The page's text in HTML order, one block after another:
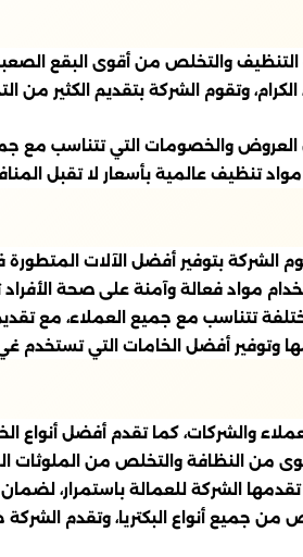
والتخلص من أقوى البقع الصعبة،
وتقوم الشركة بتقديم الكثير من
والخصومات التي تتناسب مع
تنظيف عالمية بأسعار لا تقبل
بتوفير أفضل الآلات المتطورة
مواد فعالة وآمنة على صحة
تتناسب مع جميع العملاء، مع
وتوفير أفضل الخامات التي تستخدم
والشركات، كما تقدم أفضل
من النظافة والتخلص من الملوثات
تقدمها الشركة للعمالة باستمرار،
جميع أنواع البكتريا، وتقدم